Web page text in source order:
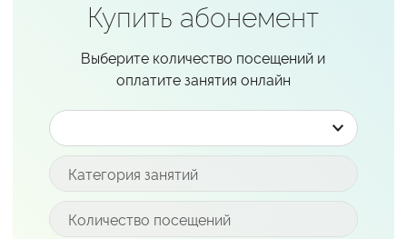
Купить абонемент
Выберите количество посещений и
оплатите занятия онлайн